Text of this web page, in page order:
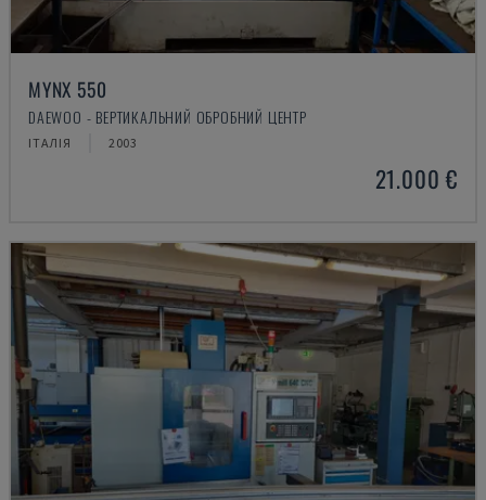
MYNX 550
DAEWOO - ВЕРТИКАЛЬНИЙ ОБРОБНИЙ ЦЕНТР
ІТАЛІЯ 2003
21.000 €